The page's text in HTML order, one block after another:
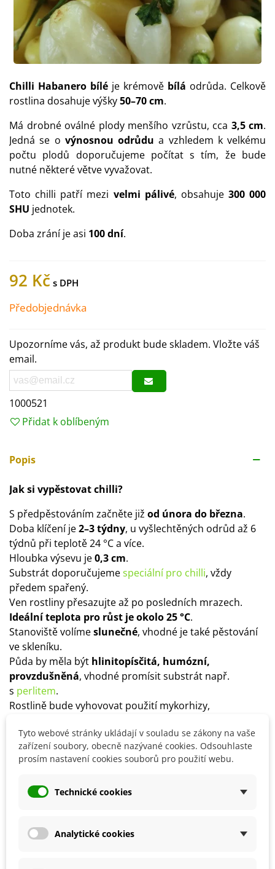
Chilli Habanero bílé je krémově bílá odrůda. Celkově
rostlina dosahuje výšky50–70 cm.
Má drobné oválné plody menšího vzrůstu, cca 3,5 cm.
Jedná se o výnosnou odrůdu a vzhledem k velkému
počtu plodů doporučujeme počítat s tím, že bude
nutné některé větve vyvažovat.
Toto chilli patří mezi velmi pálivé, obsahuje 300 000
SHU jednotek.
Doba zrání je asi 100 dní.
92 Kč
Předobjednávka
Upozorníme vás, až produkt bude skladem. Vložte váš
email.
1000521
Přidat k oblíbeným
Popis
Jak si vypěstovat chilli?
S předpěstováním začněte již od února do března.
Doba klíčení je2–3 týdny, u vyšlechtěných odrůd až 6
týdnů při teplotě 24 °C a více.
Hloubka výsevu je0,3 cm.
Substrát doporučujemespeciální pro chilli, vždy
předem spařený.
Ven rostliny přesazujte až po posledních mrazech.
Ideální teplota pro růst je okolo 25 °C.
Stanoviště volímeslunečné, vhodné je také pěstování
ve skleníku.
Půda by měla být hlinitopísčitá, humózní,
provzdušněná, vhodné promísit substrát např.
s perlitem.
Rostlině bude vyhovovat použití mykorhizy,
kravským hnojem.
Tyto webové stránky ukládají v souladu se zákony na vaše
zařízení soubory, obecně nazývané cookies. Odsouhlaste
prosím nastavení cookies souborů pro použití webu.
Technické cookies
Analytické cookies